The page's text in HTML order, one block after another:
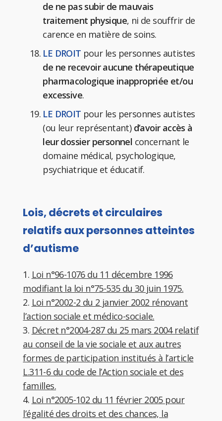
de ne pas subir de mauvais
traitement physique, ni de souffrir de
carence en matière de soins.
LE DROIT pour les personnes autistes
de ne recevoir aucune thérapeutique
pharmacologique inappropriée et/ou
excessive.
LE DROIT pour les personnes autistes
(ou leur représentant) d’avoir accès à
leur dossier personnel concernant le
domaine médical, psychologique,
psychiatrique et éducatif.
Lois, décrets et circulaires
relatifs aux personnes atteintes
d’autisme
1. Loi n°96-1076 du 11 décembre 1996
modifiant la loi n°75-535 du 30 juin 1975.
2. Loi n°2002-2 du 2 janvier 2002 rénovant
l’action sociale et médico-sociale.
3. Décret n°2004-287 du 25 mars 2004 relatif
au conseil de la vie sociale et aux autres
formes de participation institués à l’article
L.311-6 du code de l’Action sociale et des
familles.
4. Loi n°2005-102 du 11 février 2005 pour
l’égalité des droits et des chances, la